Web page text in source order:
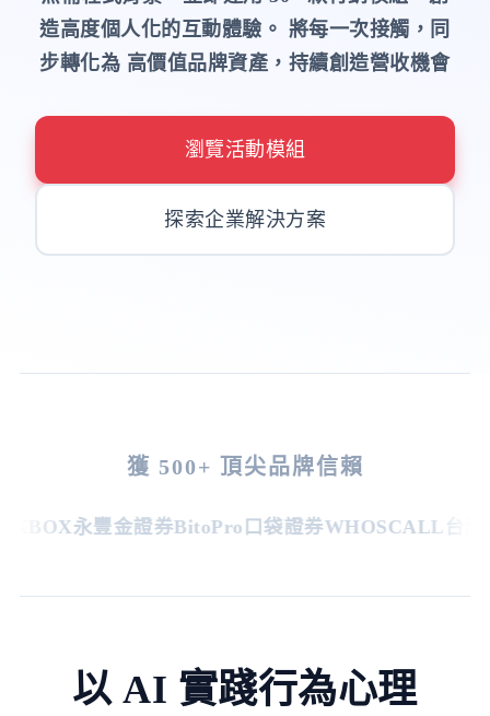
造高度個人化的互動體驗。 將每一次接觸，同
步轉化為 高價值品牌資產，持續創造營收機會
瀏覽活動模組
探索企業解決方案
獲 500+ 頂尖品牌信賴
永豐金證券BitoPro口袋證券WHOSCALL台灣虎
以 AI 實踐行為心理